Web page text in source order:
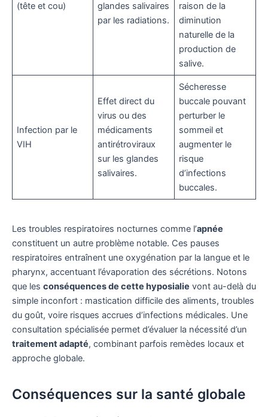
(tête et cou)
glandes salivaires
par les radiations.
raison de la
diminution
naturelle de la
production de
salive.
Infection par le
VIH
Effet direct du
virus ou des
médicaments
antirétroviraux
sur les glandes
salivaires.
Sécheresse
buccale pouvant
perturber le
sommeil et
augmenter le
risque
d’infections
buccales.
Les troubles respiratoires nocturnes comme l’apnée
constituent un autre problème notable. Ces pauses
respiratoires entraînent une oxygénation par la langue et le
pharynx, accentuant l’évaporation des sécrétions. Notons
que les conséquences de cette hyposialie vont au-delà du
simple inconfort : mastication difficile des aliments, troubles
du goût, voire risques accrues d’infections médicales. Une
consultation spécialisée permet d’évaluer la nécessité d’un
traitement adapté, combinant parfois remèdes locaux et
approche globale.
Conséquences sur la santé globale